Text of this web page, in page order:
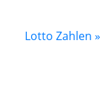
Lotto Zahlen »